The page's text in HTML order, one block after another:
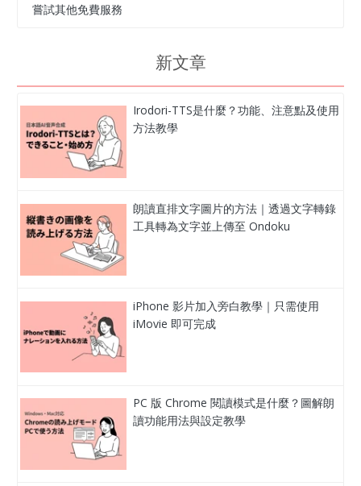
嘗試其他免費服務
新文章
Irodori-TTS是什麼？功能、注意點及使用
方法教學
朗讀直排文字圖片的方法｜透過文字轉錄
工具轉為文字並上傳至 Ondoku
iPhone 影片加入旁白教學｜只需使用
iMovie 即可完成
PC 版 Chrome 閱讀模式是什麼？圖解朗
讀功能用法與設定教學